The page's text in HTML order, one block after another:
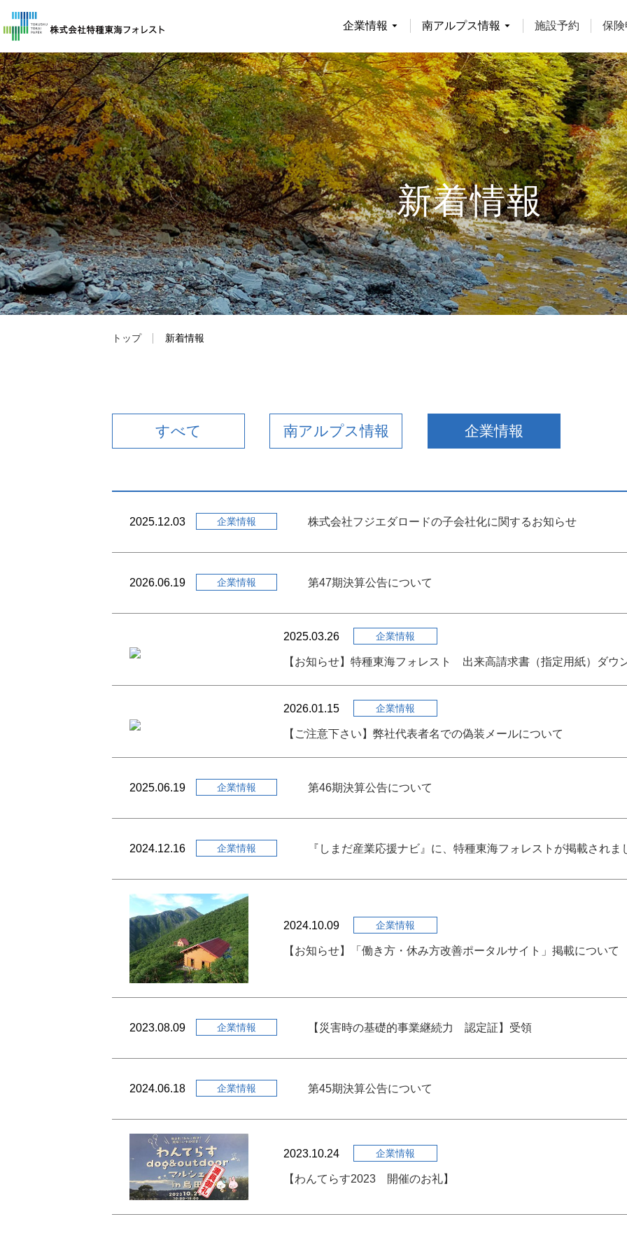
企業情報 南アルプス情報 施設予約 保険
企業情報
企業概要
事業紹介
保険申し込み
南アルプス情報
南アルプスの自然
渓流釣り
登山者の皆様へ
交通アクセス
新着情報
トップ 新着情報
すべて 南アルプス情報 企業情報
2025.12.03 企業情報 株式会社フジエダロードの子会社化に関するお知らせ
2026.06.19 企業情報 第47期決算公告について
2025.03.26 企業情報
【お知らせ】特種東海フォレスト 出来高請求書（指定用紙）ダウ
2026.01.15 企業情報
【ご注意下さい】弊社代表者名での偽装メールについて
2025.06.19 企業情報 第46期決算公告について
2024.12.16 企業情報 『しまだ産業応援ナビ』に、特種東海フォレストが掲載されま
2024.10.09 企業情報
【お知らせ】「働き方・休み方改善ポータルサイト」掲載について
2023.08.09 企業情報 【災害時の基礎的事業継続力 認定証】受領
2024.06.18 企業情報 第45期決算公告について
2023.10.24 企業情報
【わんてらす2023 開催のお礼】